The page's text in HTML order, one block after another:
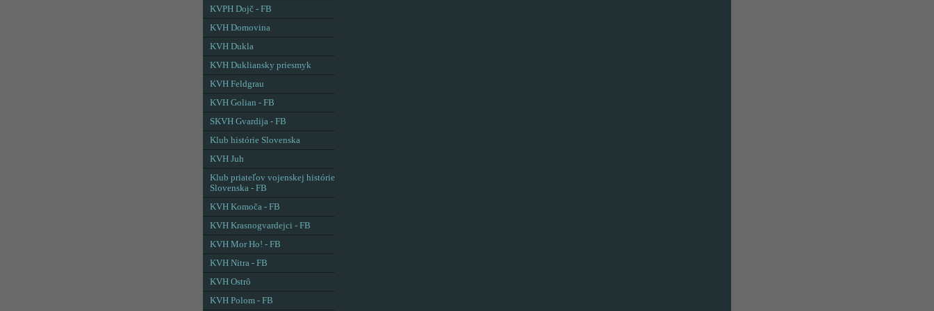
KVPH Dojč - FB
KVH Domovina
KVH Dukla
KVH Dukliansky priesmyk
KVH Feldgrau
KVH Golian - FB
SKVH Gvardija - FB
Klub histórie Slovenska
KVH Juh
Klub priateľov vojenskej histórie
Slovenska - FB
KVH Komoča - FB
KVH Krasnogvardejci - FB
KVH Mor Ho! - FB
KVH Nitra - FB
KVH Ostrô
KVH Polom - FB